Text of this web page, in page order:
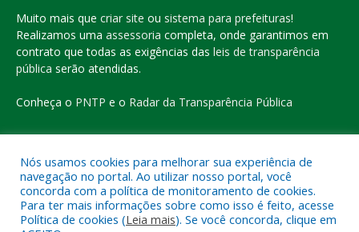
Muito mais que criar site ou sistema para prefeituras!
Realizamos uma assessoria completa, onde garantimos em
contrato que todas as exigências das leis de transparência
pública serão atendidas.
Conheça o PNTP e o Radar da Transparência Pública
Todos os direitos reservados a Prefeitura Municipal de Eldorado
do Carajás
Nós usamos cookies para melhorar sua experiência de
navegação no portal. Ao utilizar nosso portal, você
concorda com a política de monitoramento de cookies.
Para ter mais informações sobre como isso é feito, acesse
Política de cookies (Leia mais). Se você concorda, clique em